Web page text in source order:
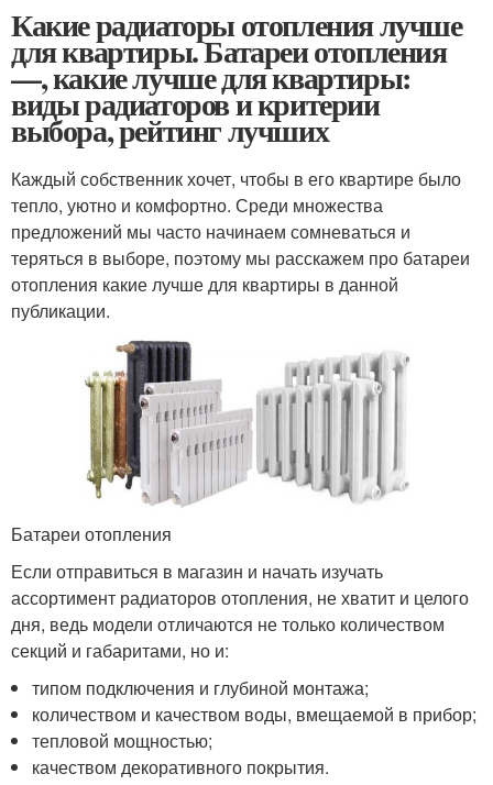
Какие радиаторы отопления лучше
для квартиры. Батареи отопления
—, какие лучше для квартиры:
виды радиаторов и критерии
выбора, рейтинг лучших
Каждый собственник хочет, чтобы в его квартире было
тепло, уютно и комфортно. Среди множества
предложений мы часто начинаем сомневаться и
теряться в выборе, поэтому мы расскажем про батареи
отопления какие лучше для квартиры в данной
публикации.
Батареи отопления
Если отправиться в магазин и начать изучать
ассортимент радиаторов отопления, не хватит и целого
дня, ведь модели отличаются не только количеством
секций и габаритами, но и:
типом подключения и глубиной монтажа;
количеством и качеством воды, вмещаемой в прибор;
тепловой мощностью;
качеством декоративного покрытия.